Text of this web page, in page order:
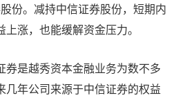
份。减持中信证券股份，短期内
涨，也能缓解资金压力。
券是越秀资本金融业务为数不多
几年公司来源于中信证券的权益